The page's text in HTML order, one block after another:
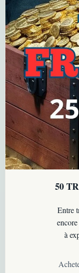
50
Entre
à